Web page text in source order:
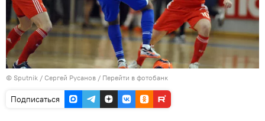
© Sputnik / Сергей Русанов / Перейти в фотобанк
Подписаться